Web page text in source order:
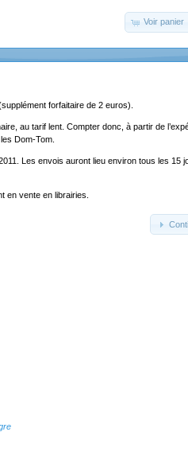
Voir panier
forfaitaire de 2 euros).
au tarif lent. Compter donc, à partir de
Dom-Tom.
Les envois auront lieu environ tous les 15
en vente en librairies.